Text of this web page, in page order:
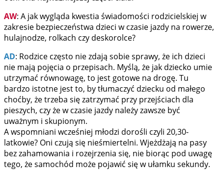
AW: A jak wygląda kwestia świadomości rodzicielskiej w
zakresie bezpieczeństwa dzieci w czasie jazdy na rowerze,
hulajnodze, rolkach czy deskorolce?
AD: Rodzice często nie zdają sobie sprawy, że ich dzieci
nie mają pojęcia o przepisach. Myślą, że jak dziecko umie
utrzymać równowagę, to jest gotowe na drogę. Tu
bardzo istotne jest to, by tłumaczyć dziecku od małego
choćby, że trzeba się zatrzymać przy przejściach dla
pieszych, czy że w czasie jazdy należy zawsze być
uważnym i skupionym.
A wspomniani wcześniej młodzi dorośli czyli 20,30-
latkowie? Oni czują się nieśmiertelni. Wjeżdżają na pasy
bez zahamowania i rozejrzenia się, nie biorąc pod uwagę
tego, że samochód może pojawić się w ułamku sekundy.